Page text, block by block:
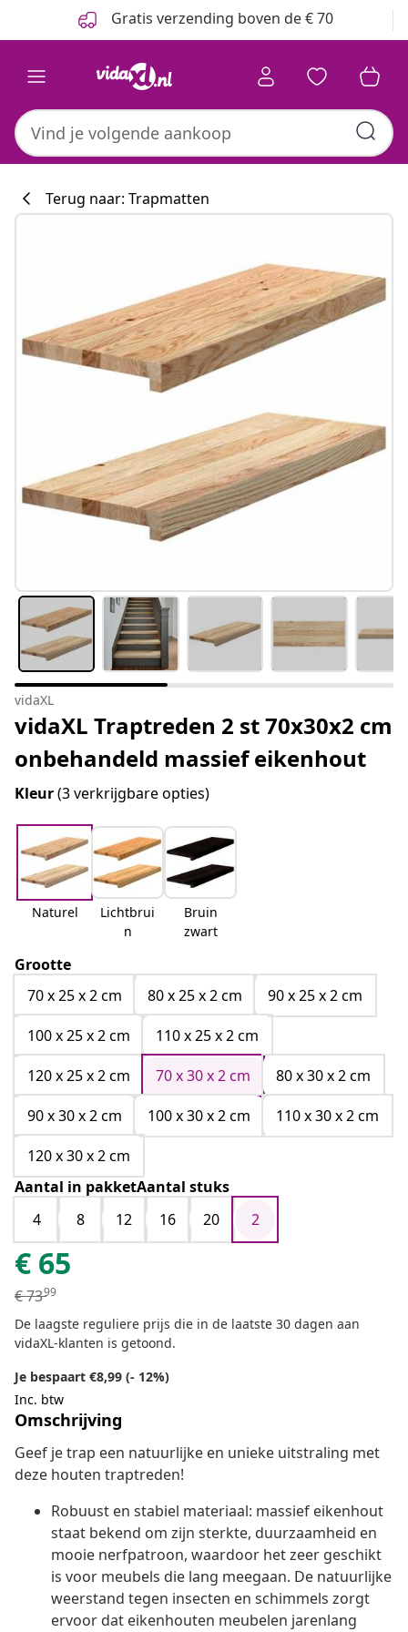
Gratis verzending boven de € 70
Terug naar: Trapmatten
vidaXL
vidaXL Traptreden 2 st 70x30x2 cm
onbehandeld massief eikenhout
Kleur(3 verkrijgbare opties)
Naturel
Lichtbrui
n
Bruin
zwart
Grootte
70 x 25 x 2 cm
80 x 25 x 2 cm
90 x 25 x 2 cm
100 x 25 x 2 cm
110 x 25 x 2 cm
120 x 25 x 2 cm
70 x 30 x 2 cm
80 x 30 x 2 cm
90 x 30 x 2 cm
100 x 30 x 2 cm
110 x 30 x 2 cm
120 x 30 x 2 cm
Aantal in pakketAantal stuks
4
8 12 16 20 2
€ 65
€7399
De laagste reguliere prijs die in de laatste 30 dagen aan
vidaXL-klanten is getoond.
Je bespaart €8,99 (- 12%)
Inc. btw
Omschrijving
Geef je trap een natuurlijke en unieke uitstraling met
deze houten traptreden!
Robuust en stabiel materiaal: massief eikenhout
staat bekend om zijn sterkte, duurzaamheid en
mooie nerfpatroon, waardoor het zeer geschikt
is voor meubels die lang meegaan. De natuurlijke
weerstand tegen insecten en schimmels zorgt
ervoor dat eikenhouten meubelen jarenlang